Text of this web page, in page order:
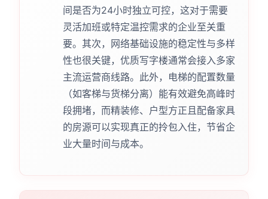
间是否为24小时独立可控，这对于需要
灵活加班或特定温控需求的企业至关重
要。其次，网络基础设施的稳定性与多样
性也很关键，优质写字楼通常会接入多家
主流运营商线路。此外，电梯的配置数量
（如客梯与货梯分离）能有效避免高峰时
段拥堵，而精装修、户型方正且配备家具
的房源可以实现真正的拎包入住，节省企
业大量时间与成本。